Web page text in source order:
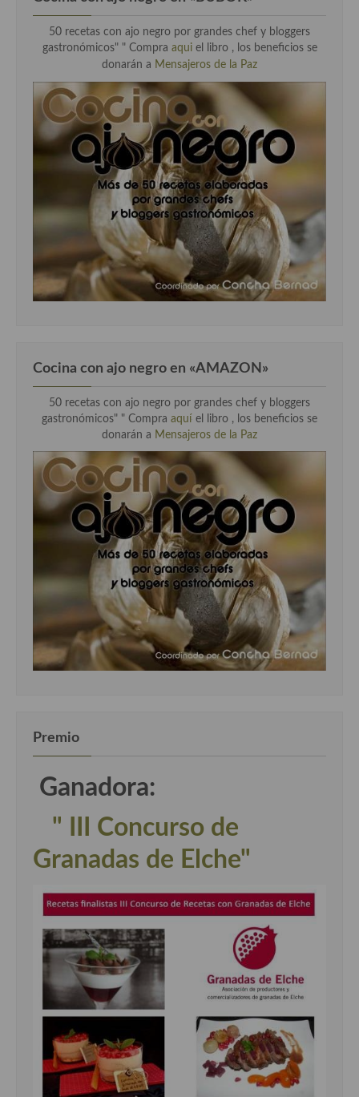
50 recetas con ajo negro por grandes chef y bloggers
gastronómicos" " Compra aqui el libro , los beneficios se
donarán a Mensajeros de la Paz
Cocina con ajo negro en «AMAZON»
50 recetas con ajo negro por grandes chef y bloggers
gastronómicos" " Compra aquí el libro , los beneficios se
donarán a Mensajeros de la Paz
Premio
Ganadora:
" III Concurso de
Granadas de Elche"